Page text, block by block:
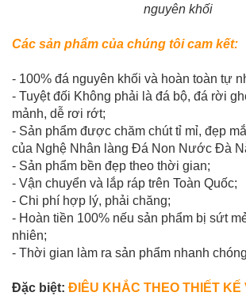
nguyên khối
Các sản phẩm của chúng tôi cam kết:
- 100% đá nguyên khối và hoàn toàn tự
- Tuyệt đối Không phải là đá bộ, đá rời
mảnh, dễ rơi rớt;
- Sản phẩm được chăm chút tỉ mỉ, đẹp
của Nghệ Nhân làng Đá Non Nước Đà
- Sản phẩm bền đẹp theo thời gian;
- Vận chuyển và lắp ráp trên Toàn Quốc;
- Chi phí hợp lý, phải chăng;
- Hoàn tiền 100% nếu sản phẩm bị sứt
nhiên;
- Thời gian làm ra sản phẩm nhanh
Đặc biệt: ĐIÊU KHẮC THEO THIẾT KẾ